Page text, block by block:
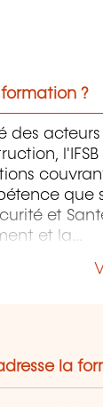
?
des
que
et
et la
la